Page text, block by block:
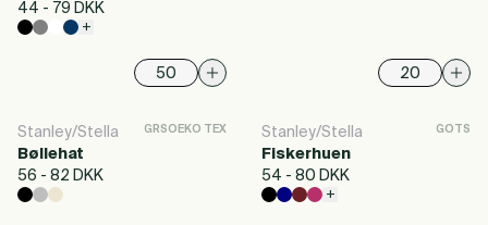
44 - 79 DKK
+
GRS OEKO TEX
Stanley/Stella
Bøllehat
56 - 82 DKK
GOTS
Stanley/Stella
Fiskerhuen
54 - 80 DKK
+